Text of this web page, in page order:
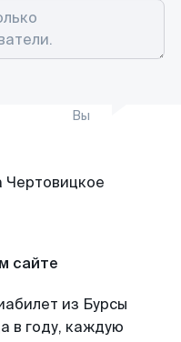
Вы
сайте
из Бурсы
в году, каждую